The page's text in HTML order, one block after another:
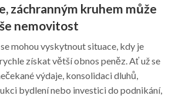
záchranným kruhem může
nemovitost
mohou vyskytnout situace, kdy je
získat větší obnos peněz. Ať už se
výdaje, konsolidaci dluhů,
bydlení nebo investici do podnikání,